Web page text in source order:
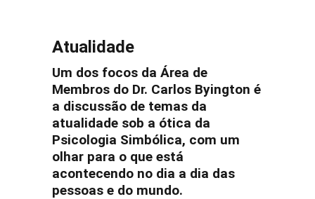
Atualidade
Um dos focos da Área de
Membros do Dr. Carlos Byington é
a discussão de temas da
atualidade sob a ótica da
Psicologia Simbólica, com um
olhar para o que está
acontecendo no dia a dia das
pessoas e do mundo.